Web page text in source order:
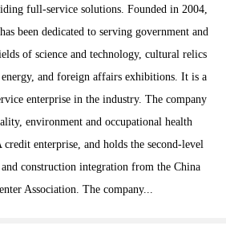
full-service solutions. Founded in 2004,
been dedicated to serving government and
of science and technology, cultural relics
and foreign affairs exhibitions. It is a
enterprise in the industry. The company
environment and occupational health
enterprise, and holds the second-level
construction integration from the China
Association. The company...